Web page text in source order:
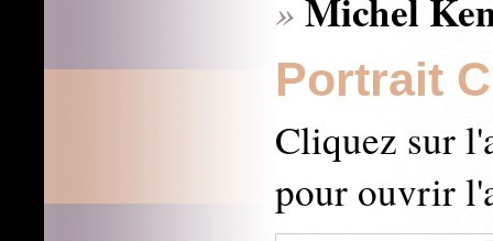
» Michel
Portrait
Cliquez sur
pour ouvrir